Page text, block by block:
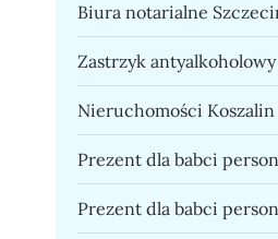
Biura notarialne
Zastrzyk
Nieruchomości Koszalin
Prezent dla babci
Prezent dla babci